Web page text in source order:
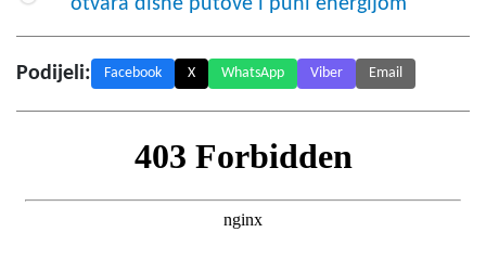
otvara dišne putove i puni energijom
Podijeli: Facebook X WhatsApp Viber Email